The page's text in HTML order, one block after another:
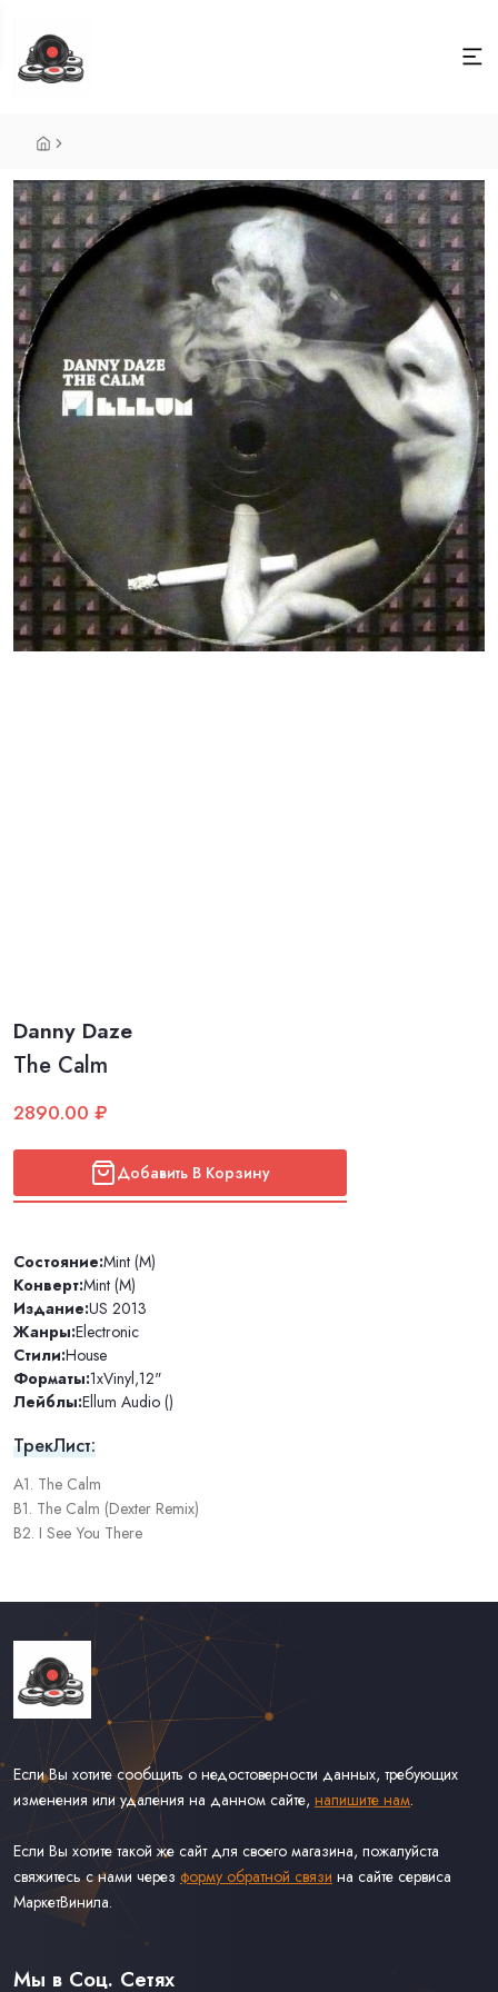
Danny Daze
The Calm
2890.00 ₽
Добавить В Корзину
Состояние:Mint (M)
Конверт:Mint (M)
Издание:US 2013
Жанры:Electronic
Стили:House
Форматы:1xVinyl,12"
Лейблы:Ellum Audio ()
ТрекЛист:
A1. The Calm
B1. The Calm (Dexter Remix)
B2. I See You There
Если Вы хотите сообщить о недостоверности данных, требующих
изменения или удаления на данном сайте, напишите нам.
Если Вы хотите такой же сайт для своего магазина, пожалуйста
свяжитесь с нами через форму обратной связи на сайте сервиса
МаркетВинила.
Каталог Винила, CD и Кассет
Доставка и Оплата
Мы в Соц. Сетях